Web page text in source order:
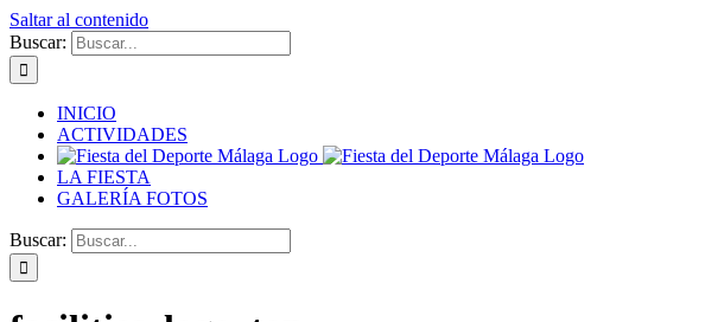
Saltar al contenido
Buscar:
INICIO
ACTIVIDADES
LA FIESTA
GALERÍA FOTOS
Buscar: